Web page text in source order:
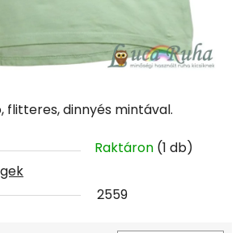
flitteres, dinnyés mintával.
Raktáron (1 db)
2559